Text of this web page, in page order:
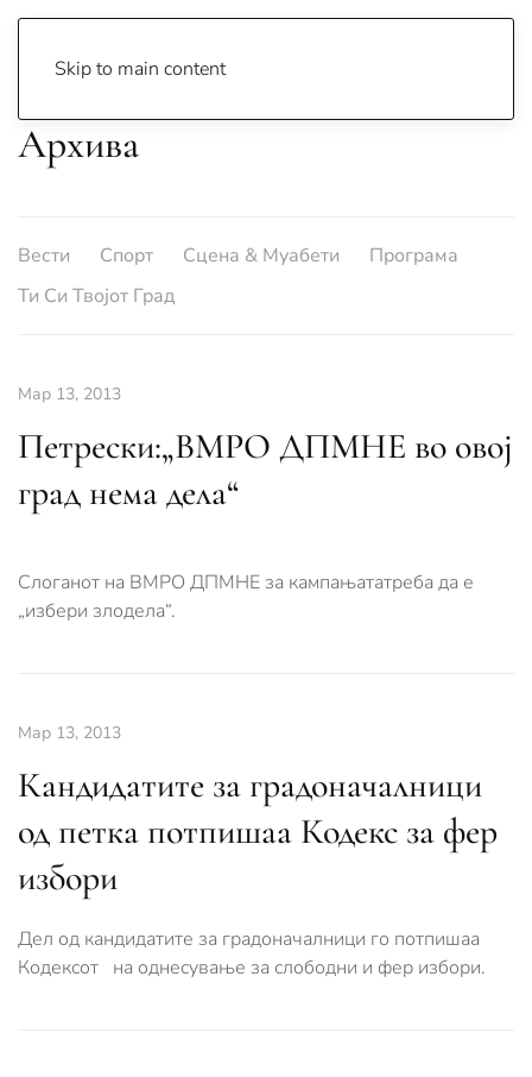
Skip to main content
Архива
Вести Спорт Сцена & Муабети
Програма
Ти Си Твојот Град
Мар 13, 2013
Петрески:„ВМРО ДПМНЕ во овој
град нема дела“
Слоганот на ВМРО ДПМНЕ за кампањататреба да е
„избери злодела“.
Мар 13, 2013
Кандидатите за градоначалници
од петка потпишаа Кодекс за фер
избори
Дел од кандидатите за градоначалници го потпишаа
Кодексот на однесување за слободни и фер избори.